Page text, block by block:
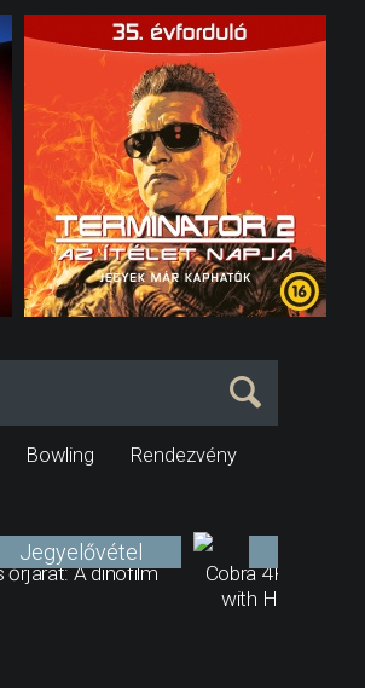
Bowling
Rendezvény
őrjárat: A dínófilm
Jegyelővétel
Cobra 4K -
with Hungarian